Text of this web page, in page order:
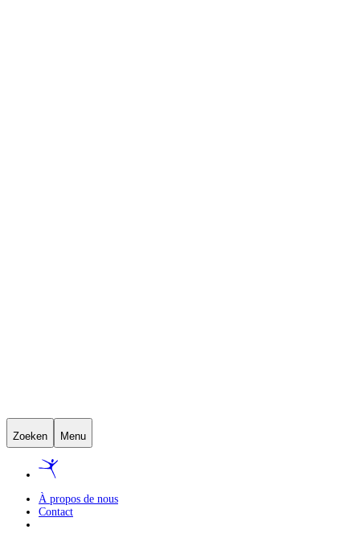
Zoeken Menu
À propos de nous
Contact